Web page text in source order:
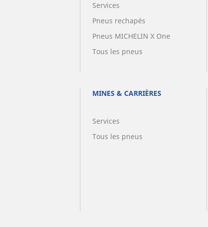
Services
Pneus rechapés
Pneus MICHELIN X One
Tous les pneus
MINES & CARRIÈRES
Services
Tous les pneus